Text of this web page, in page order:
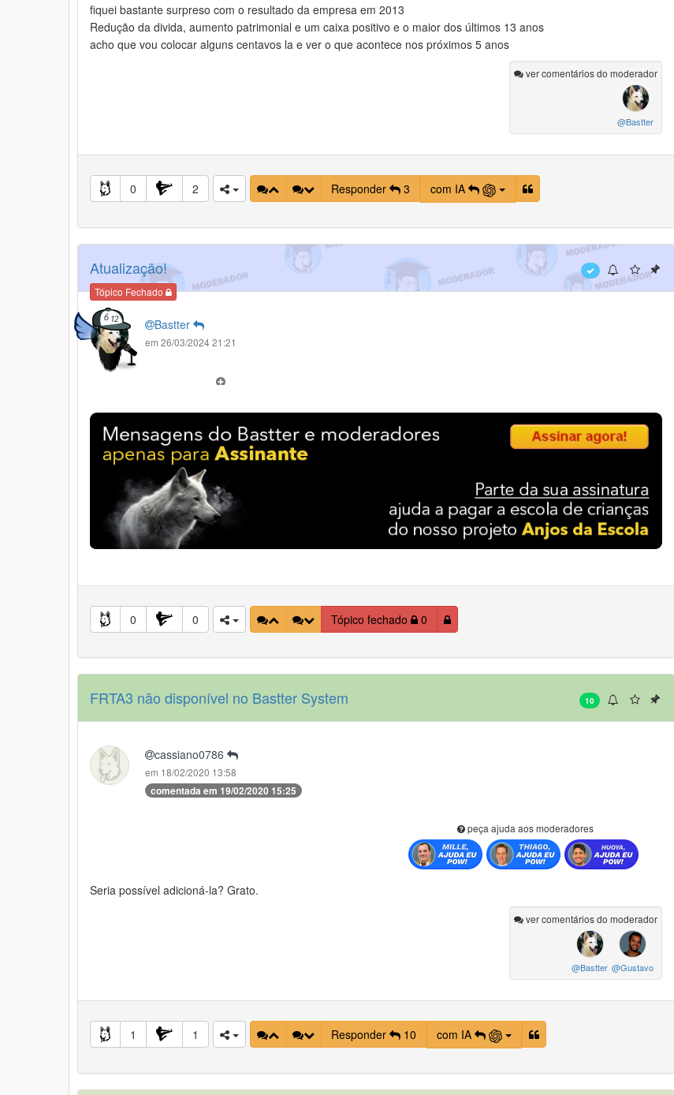
fiquei bastante surpreso com o resultado da empresa em 2013
Redução da divida, aumento patrimonial e um caixa positivo e o maior dos últimos 13 anos
acho que vou colocar alguns centavos la e ver o que acontece nos próximos 5 anos
ver comentários do moderador
@Bastter
0 2 Responder 3 com IA
Atualização!
Tópico Fechado
Bastter
em 26/03/2024 21:21
0 0 Tópico fechado 0
10
FRTA3 não disponível no Bastter System
cassiano0786
em 18/02/2020 13:58
comentada em 19/02/2020 15:25
peça ajuda aos moderadores
Seria possível adicioná-la? Grato.
ver comentários do moderador
@Gustavo
@Bastter
1 1 Responder 10 com IA